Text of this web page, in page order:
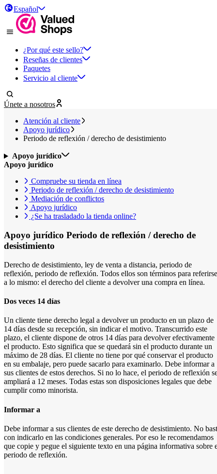
Español
¿Por qué este sello?
Reseñas de clientes
Paquetes
Servicio al cliente
Únete a nosotros
Atención al cliente
Apoyo jurídico
Periodo de reflexión / derecho de desistimiento
Apoyo jurídico
Apoyo jurídico
Compruebe su tienda en línea
Periodo de reflexión / derecho de desistimiento
Mediación de conflictos
Apoyo jurídico
¿Se ha trasladado la tienda online?
Apoyo jurídico Periodo de reflexión / derecho de
desistimiento
Derecho de desistimiento, ley de venta a distancia, periodo de
reflexión, periodo de reflexión. Todos ellos son términos para referirse
a lo mismo: el derecho del cliente a devolver una compra en línea.
Dos veces 14 días
Un cliente tiene derecho legal a devolver un producto en un plazo de
14 días desde su recepción, sin indicar el motivo. Transcurrido este
plazo, el cliente dispone de otros 14 días para devolver efectivamente
el producto. Esto significa que se quedará sin el producto durante un
máximo de 28 días. El cliente no tiene por qué conservar el producto
en su embalaje, pero puede sacarlo para examinarlo. Debe informar a
sus clientes de estos derechos. Si no lo hace, el periodo de reflexión
ampliará a 12 meses. Todas estas son disposiciones legales que debe
cumplir como minorista.
Informar a
Debe informar a sus clientes de este derecho de desistimiento. No
con indicarlo en las condiciones generales. Por eso le recomendamos
que copie y pegue el siguiente texto en una página informativa sobre
periodo de reflexión.